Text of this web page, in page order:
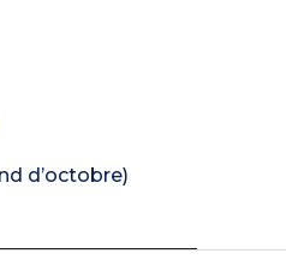
d’octobre)